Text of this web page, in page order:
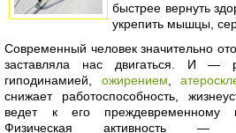
быстрее вернуть
укрепить мышцы,
Современный человек значительно
заставляла нас двигаться. И —
гиподинамией, ожирением
снижает работоспособность,
ведет к его преждевременному
Физическая активность —